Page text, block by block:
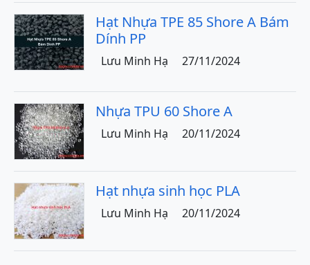
Hạt Nhựa TPE 85 Shore A Bám
Dính PP
Lưu Minh Hạ 27/11/2024
Nhựa TPU 60 Shore A
Lưu Minh Hạ 20/11/2024
Hạt nhựa sinh học PLA
Lưu Minh Hạ 20/11/2024